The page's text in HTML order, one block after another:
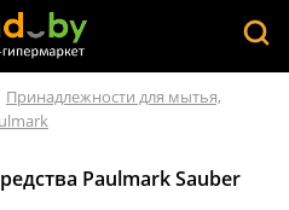
Принадлежности для мытья,
Paulmark Sauber